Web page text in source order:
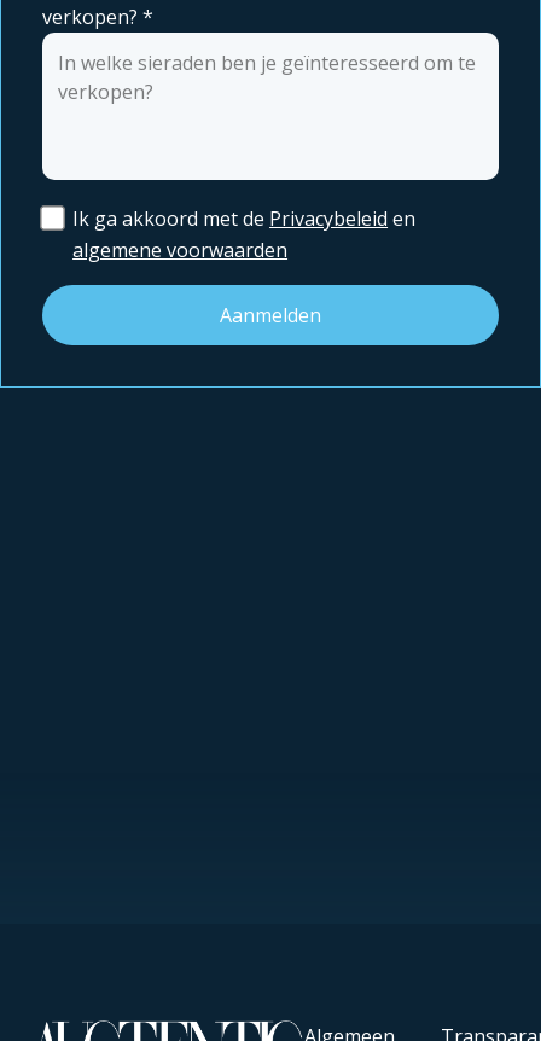
verkopen? *
Ik ga akkoord met de Privacybeleid en
algemene voorwaarden
Aanmelden